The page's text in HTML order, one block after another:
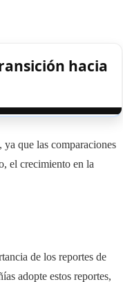
hacia
que las comparaciones
el crecimiento en la
de los reportes de
adopte estos reportes,